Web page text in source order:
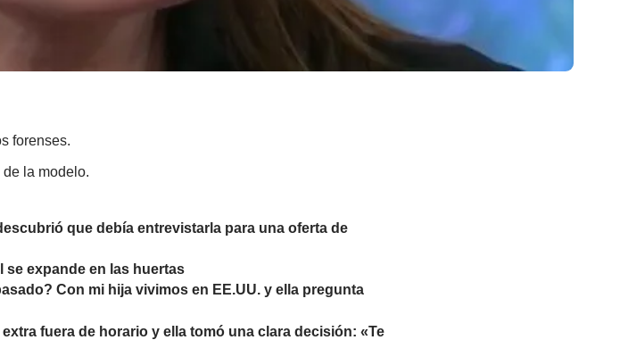
forenses.
de la modelo.
que debía entrevistarla para una oferta de
se expande en las huertas
Con mi hija vivimos en EE.UU. y ella pregunta
fuera de horario y ella tomó una clara decisión: «Te